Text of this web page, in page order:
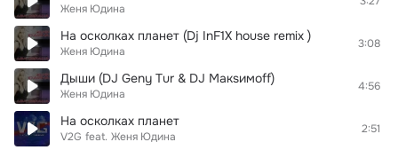
Женя Юдина
На осколках планет (Dj InF1X house remix )
Женя Юдина
3:08
Дыши (DJ Geny Tur & DJ Макsимoff)
Женя Юдина
4:56
На осколках планет
V2G feat. Женя Юдина
2:51